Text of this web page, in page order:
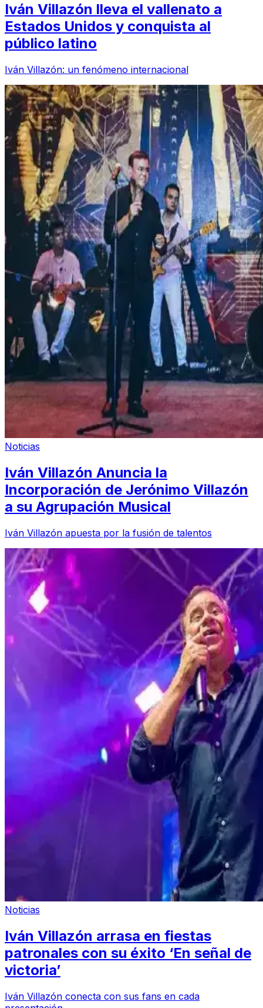
Iván Villazón lleva el vallenato a
Estados Unidos y conquista al
público latino
Iván Villazón: un fenómeno internacional
Noticias
Iván Villazón Anuncia la
Incorporación de Jerónimo Villazón
a su Agrupación Musical
Iván Villazón apuesta por la fusión de talentos
Noticias
Iván Villazón arrasa en fiestas
patronales con su éxito ‘En señal de
victoria’
Iván Villazón conecta con sus fans en cada